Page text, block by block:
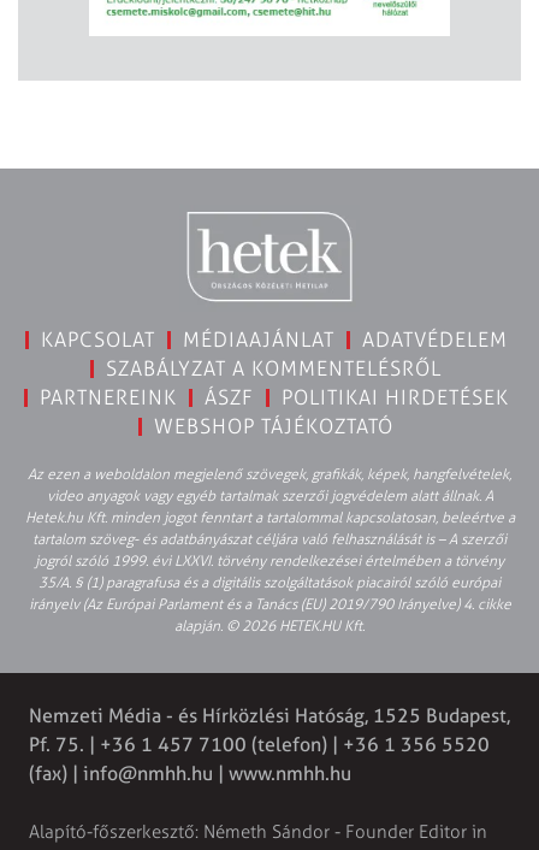
KAPCSOLAT MÉDIAAJÁNLAT
ADATVÉDELEM
SZABÁLYZAT A KOMMENTELÉSRŐL
PARTNEREINK
ÁSZF
POLITIKAI HIRDETÉSEK
WEBSHOP TÁJÉKOZTATÓ
Az ezen a weboldalon megjelenő szövegek, grafikák, képek, hangfelvételek,
video anyagok vagy egyéb tartalmak szerzői jogvédelem alatt állnak. A
Hetek.hu Kft. minden jogot fenntart a tartalommal kapcsolatosan, beleértve a
tartalom szöveg- és adatbányászat céljára való felhasználását is – A szerzői
jogról szóló 1999. évi LXXVI. törvény rendelkezései értelmében a törvény
35/A. § (1) paragrafusa és a digitális szolgáltatások piacairól szóló európai
irányelv (Az Európai Parlament és a Tanács (EU) 2019/790 Irányelve) 4. cikke
alapján. © 2026 HETEK.HU Kft.
Nemzeti Média - és Hírközlési Hatóság, 1525 Budapest,
Pf. 75. | +36 1 457 7100 (telefon) | +36 1 356 5520
(fax) | info@nmhh.hu | www.nmhh.hu
Alapító-főszerkesztő: Németh Sándor - Founder Editor in